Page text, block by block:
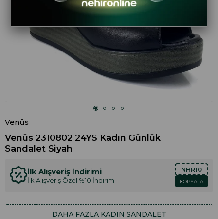
Venüs
Venüs 2310802 24YS Kadın Günlük
Sandalet Siyah
İlk Alışveriş İndirimi
İlk Alışveriş Özel %10 İndirim
NHR10
KOPYALA
DAHA FAZLA KADIN SANDALET